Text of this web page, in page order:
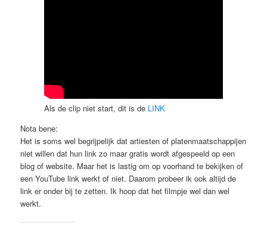
Als de clip niet start, dit is de LINK
Nota bene:
Het is soms wel begrijpelijk dat artiesten of platenmaatschappijen
niet willen dat hun link zo maar gratis wordt afgespeeld op een
blog of website. Maar het is lastig om op voorhand te bekijken of
een YouTube link werkt of niet. Daarom probeer ik ook altijd de
link er onder bij te zetten. Ik hoop dat het filmpje wel dan wel
werkt.